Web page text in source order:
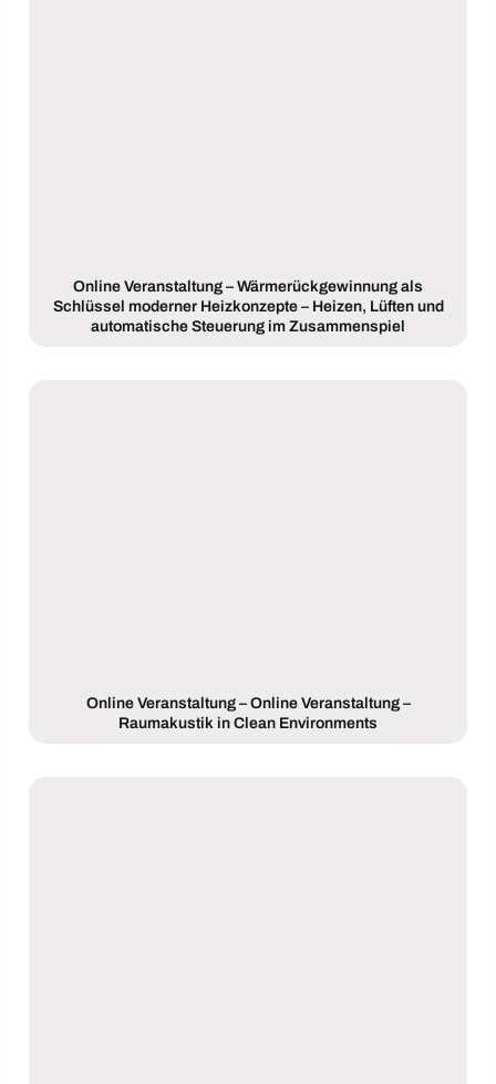
Online Veranstaltung – Wärmerückgewinnung als
Schlüssel moderner Heizkonzepte – Heizen, Lüften und
automatische Steuerung im Zusammenspiel
Online Veranstaltung – Online Veranstaltung –
Raumakustik in Clean Environments